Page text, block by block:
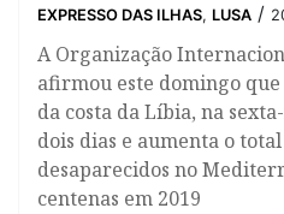
EXPRESSO DAS ILHAS, LUSA /
A Organização
afirmou este domingo
da costa da Líbia, na
dois dias e aumenta o
desaparecidos no
centenas em 2019